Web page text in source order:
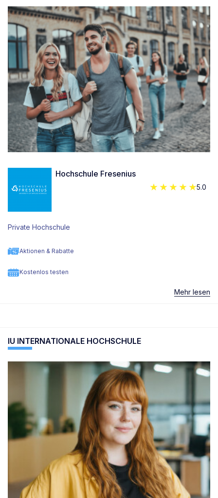
Hochschule Fresenius
5.0
Private Hochschule
Aktionen & Rabatte
Kostenlos testen
Mehr lesen
IU INTERNATIONALE HOCHSCHULE